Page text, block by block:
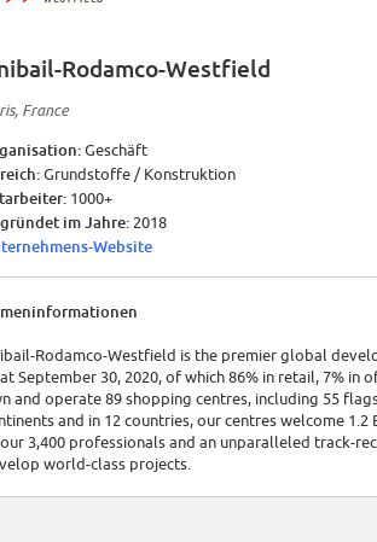
Rodamco-Westfield
France
Geschäft
Grundstoffe / Konstruktion
1000+
im Jahre: 2018
Website
Rodamco-Westfield is the premier global
September 30, 2020, of which 86% in retail, 7% in
and operate 89 shopping centres, including 55
and in 12 countries, our centres welcome
3,400 professionals and an unparalleled track-
world-class projects.